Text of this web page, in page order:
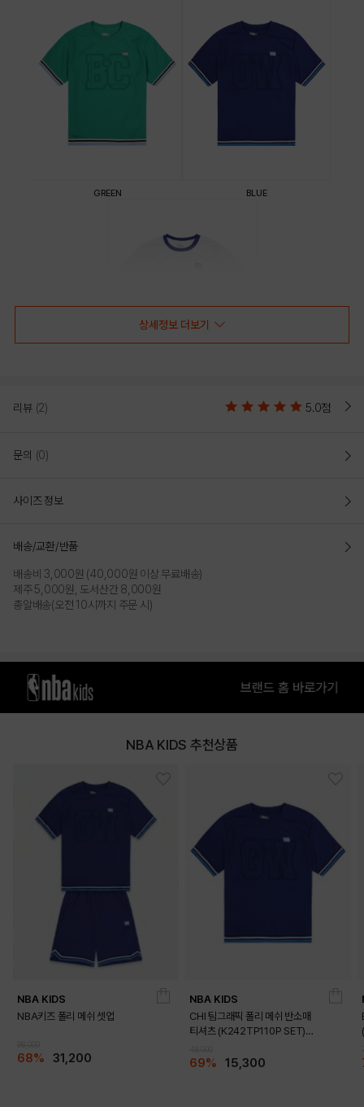
GREEN BLUE
상세정보 더보기
리뷰 (2) 5.0점
문의 (0)
사이즈 정보
배송/교환/반품
배송비 3,000원 (40,000원 이상 무료배송)
제주 5,000원, 도서산간 8,000원
총알배송(오전 10시까지 주문 시)
NBA KIDS 추천상품
NBA KIDS
NBA키즈 폴리 메쉬 셋업
68% 31,200
NBA KIDS
CHI 팀그래픽 폴리 메쉬 반소매
티셔츠 (K242TP110P SET)
69% 15,300